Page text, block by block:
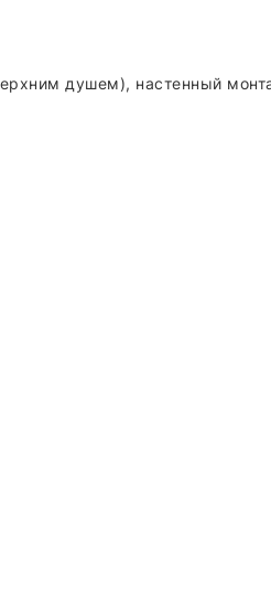
душем), настенный